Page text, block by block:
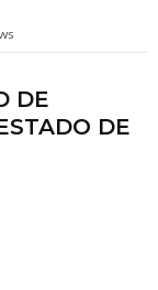
DE
DE